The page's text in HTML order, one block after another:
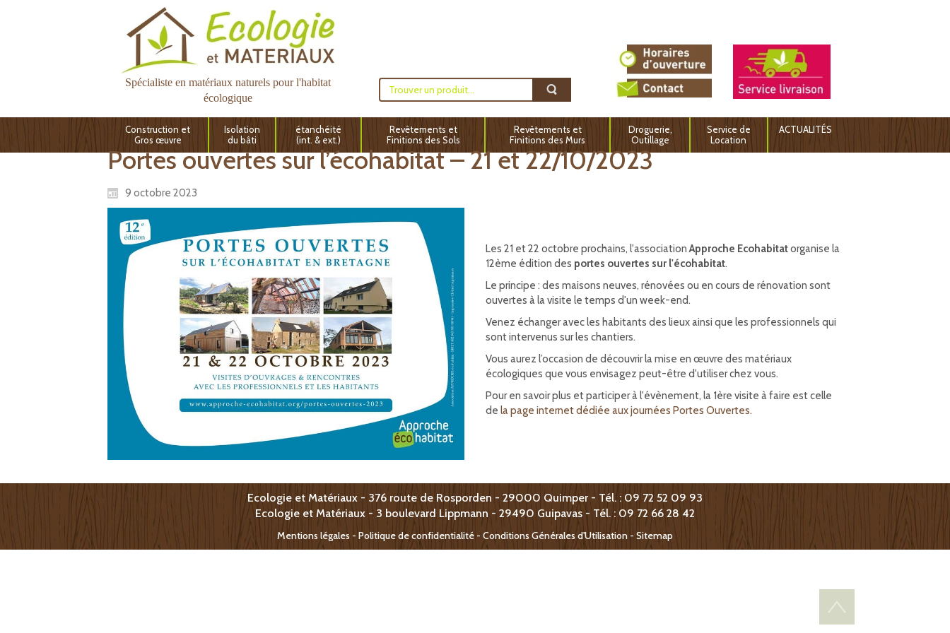
Spécialiste en matériaux naturels pour l'habitat
écologique
Construction et
Gros œuvre
Isolation
du bâti
étanchéité
(int. & ext.)
Revêtements et
Finitions des Sols
Revêtements et
Finitions des Murs
Droguerie,
Outillage
Service de
Location
ACTUALITÉS
Portes ouvertes sur l’écohabitat – 21 et 22/10/2023
9 octobre 2023
Les 21 et 22 octobre prochains, l'associationApproche Ecohabitatorganise la
12ème édition des portes ouvertes sur l'écohabitat.
Le principe : des maisons neuves, rénovées ou en cours de rénovation sont
ouvertes à la visite le temps d'un week-end.
Venez échanger avec les habitants des lieux ainsi que les professionnels qui
sont intervenus sur les chantiers.
Vous aurez l’occasion de découvrir la mise en œuvre des matériaux
écologiques que vous envisagez peut-être d'utiliser chez vous.
Pour en savoir plus et participer à l'évènement, la 1ère visite à faire est celle
de la page internet dédiée aux journées Portes Ouvertes.
Ecologie et Matériaux - 376 route de Rosporden - 29000 Quimper - Tél. : 09 72 52 09 93
Ecologie et Matériaux - 3 boulevard Lippmann - 29490 Guipavas - Tél. : 09 72 66 28 42
Mentions légales - Politique de confidentialité - Conditions Générales d'Utilisation - Sitemap